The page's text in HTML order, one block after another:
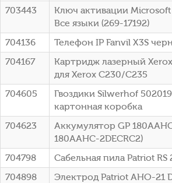
703443
Ключ активации
Все языки (269-17192)
704136
Телефон IP Fanvil X3S
704167
Картридж лазерный
для Xerox C230/С235
704605
Гвоздики Silwerhof
картонная коробка
704623
Аккумулятор GP
180AAHC-2DECRC2)
704798
Сабельная пила Patriot RS
704898
Электрод Patriot АНО-21